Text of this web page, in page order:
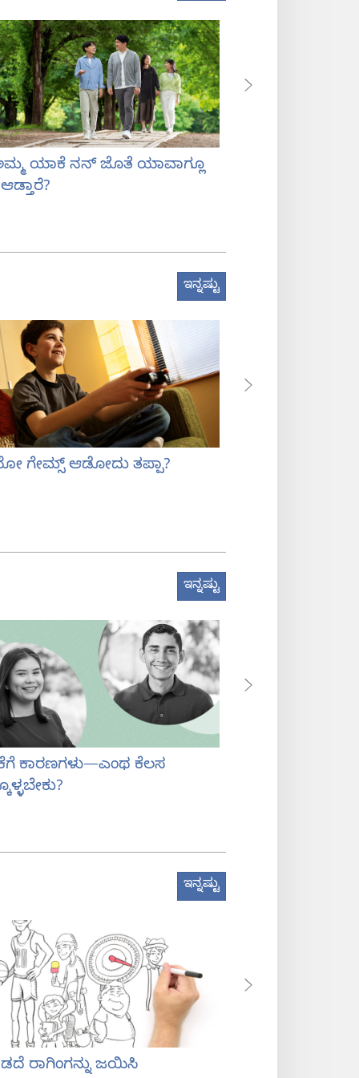
ಯಾಕೆ ನನ್‌ ಜೊತೆ ಯಾವಾಗ್ಲೂ
ಇನ್ನಷ್ಟು
ಗೇಮ್ಸ್‌ ಆಡೋದು ತಪ್ಪಾ?
ಇನ್ನಷ್ಟು
ಕಾರಣಗಳು—ಎಂಥ ಕೆಲಸ
ಇನ್ನಷ್ಟು
ರಾಗಿಂಗನ್ನು ಜಯಿಸಿ